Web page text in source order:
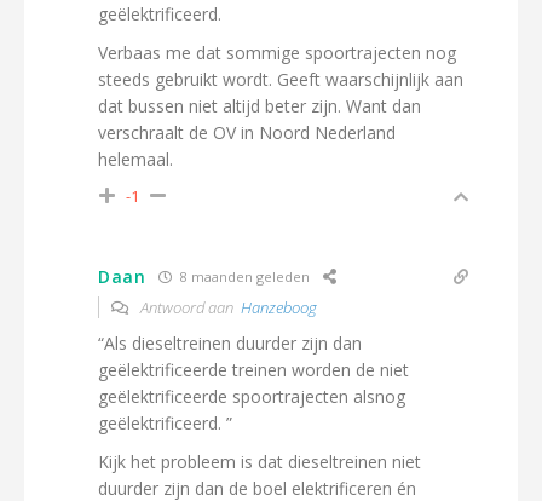
geëlektrificeerd.
Verbaas me dat sommige spoortrajecten nog
steeds gebruikt wordt. Geeft waarschijnlijk aan
dat bussen niet altijd beter zijn. Want dan
verschraalt de OV in Noord Nederland
helemaal.
-1
Daan 8 maanden geleden
Antwoord aan Hanzeboog
“Als dieseltreinen duurder zijn dan
geëlektrificeerde treinen worden de niet
geëlektrificeerde spoortrajecten alsnog
geëlektrificeerd. ”
Kijk het probleem is dat dieseltreinen niet
duurder zijn dan de boel elektrificeren én